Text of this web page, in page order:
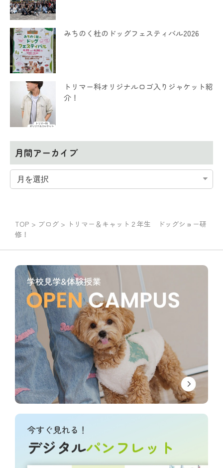
みちのく杜のドッグフェスティバル2026
トリマー科オリジナルロゴ入りジャケット紹
介！
月間アーカイブ
TOP > ブログ > トリマー＆キャット２年生 ドッグショー研
修！